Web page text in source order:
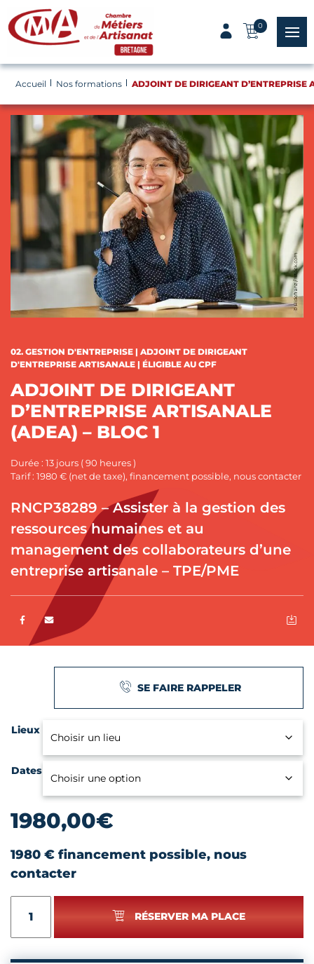
Panneau de gestion des cookies
0
menu
Accueil Nos formations ADJOINT DE DIRIGEANT D’ENTREPRISE
CATÉGORIES :
02. GESTION D'ENTREPRISE | ADJOINT DE DIRIGEANT
D'ENTREPRISE ARTISANALE | ÉLIGIBLE AU CPF
ADJOINT DE DIRIGEANT
D’ENTREPRISE ARTISANALE
(ADEA) – BLOC 1
Durée : 13 jours ( 90 heures )
Tarif : 1980 € (net de taxe), financement possible, nous contacter
RNCP38289 – Assister à la gestion des
ressources humaines et au
management des collaborateurs d’une
entreprise artisanale – TPE/PME
Partager sur Facebook
ENVOYER PAR E-MAIL
SE FAIRE RAPPELER
Lieux
Dates
1980,00€
1980 € financement possible, nous
contacter
DIRIGEANT
RÉSERVER MA PLACE